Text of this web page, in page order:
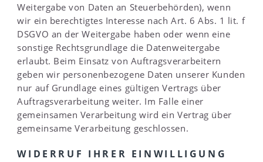
Weitergabe von Daten an Steuerbehörden), wenn
wir ein berechtigtes Interesse nach Art. 6 Abs. 1 lit. f
DSGVO an der Weitergabe haben oder wenn eine
sonstige Rechtsgrundlage die Datenweitergabe
erlaubt. Beim Einsatz von Auftragsverarbeitern
geben wir personenbezogene Daten unserer Kunden
nur auf Grundlage eines gültigen Vertrags über
Auftragsverarbeitung weiter. Im Falle einer
gemeinsamen Verarbeitung wird ein Vertrag über
gemeinsame Verarbeitung geschlossen.
WIDERRUF IHRER EINWILLIGUNG